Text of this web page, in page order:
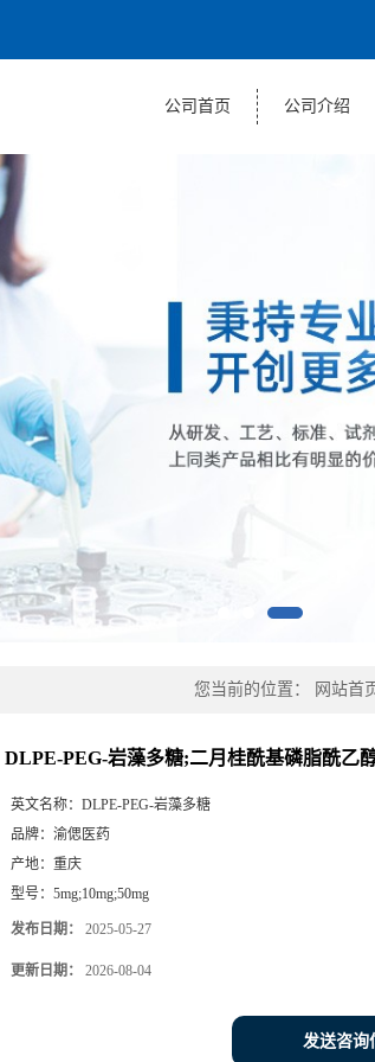
公司首页 公司介绍
您当前的位置： 网站首
DLPE-PEG-岩藻多糖;二月桂酰基磷脂酰乙
英文名称： DLPE-PEG-岩藻多糖
品牌： 渝偲医药
产地： 重庆
型号： 5mg;10mg;50mg
发布日期： 2025-05-27
更新日期： 2026-08-04
发送咨询